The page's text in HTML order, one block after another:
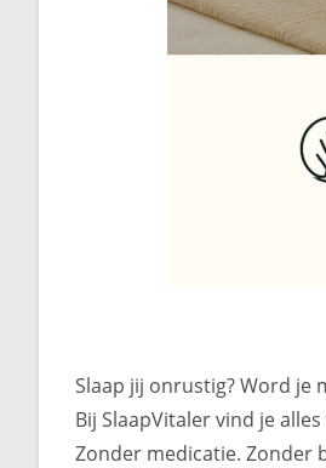
Slaap jij onrustig? Word je
Bij SlaapVitaler vind je
Zonder medicatie. Zonder